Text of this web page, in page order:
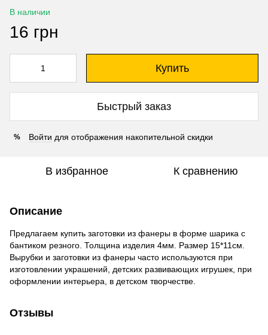
В наличии
16 грн
Купить
Быстрый заказ
% Войти для отображения накопительной скидки
В избранное К сравнению
Описание
Предлагаем купить заготовки из фанеры в форме шарика с
бантиком резного. Толщина изделия 4мм. Размер 15*11см.
Вырубки и заготовки из фанеры часто используются при
изготовлении украшений, детских развивающих игрушек, при
оформлении интерьера, в детском творчестве.
Отзывы